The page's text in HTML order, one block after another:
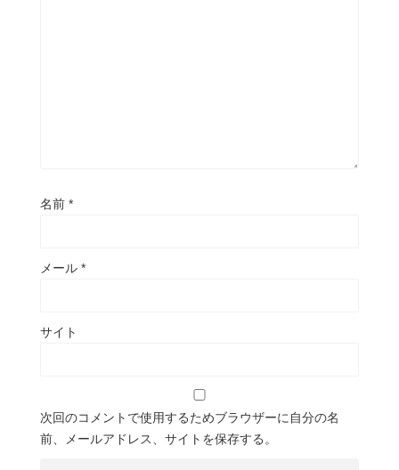
名前 *
メール *
サイト
次回のコメントで使用するためブラウザーに自分の名
前、メールアドレス、サイトを保存する。